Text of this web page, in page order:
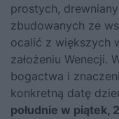
prostych,
zbudowanych ze
ocalić z większych
założeniu Wenecji.
bogactwa i
konkretną datę
południe w piątek,